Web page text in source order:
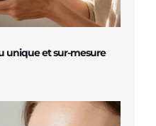
unique et sur-mesure